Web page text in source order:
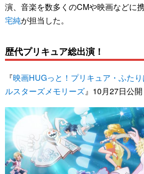
演、音楽を数多くのCMや映画などに
宅純が担当した。
歴代プリキュア総出演！
『映画HUGっと！プリキュア・ふた
ルスターズメモリーズ』10月27日公開